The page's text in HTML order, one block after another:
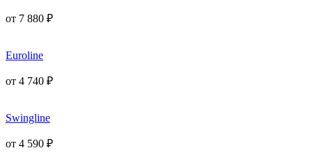
от 7 880 ₽
Euroline
от 4 740 ₽
Swingline
от 4 590 ₽